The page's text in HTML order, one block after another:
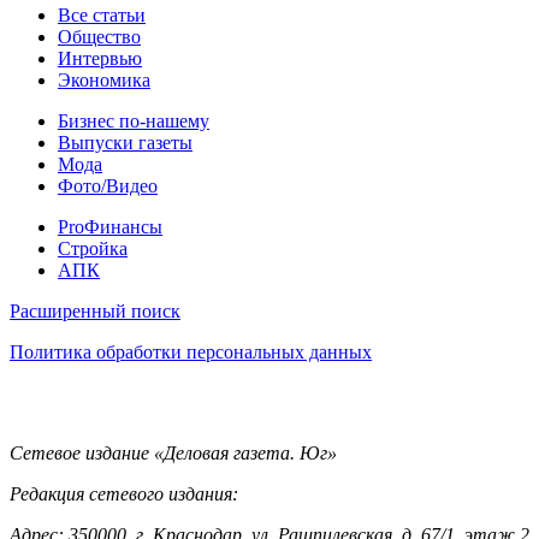
Статьи
Все статьи
Общество
Интервью
Экономика
Разное
Бизнес по-нашему
Выпуски газеты
Мода
Фото/Видео
Pro
ProФинансы
Стройка
АПК
Информация
Расширенный поиск
Политика обработки персональных данных
Контакты
Сетевое издание «Деловая газета. Юг»
Редакция сетевого издания: